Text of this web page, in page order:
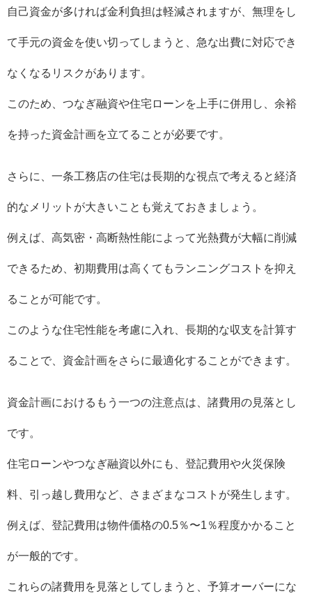
自己資金が多ければ金利負担は軽減されますが、無理をし
て手元の資金を使い切ってしまうと、急な出費に対応でき
なくなるリスクがあります。
このため、つなぎ融資や住宅ローンを上手に併用し、余裕
を持った資金計画を立てることが必要です。
さらに、一条工務店の住宅は長期的な視点で考えると経済
的なメリットが大きいことも覚えておきましょう。
例えば、高気密・高断熱性能によって光熱費が大幅に削減
できるため、初期費用は高くてもランニングコストを抑え
ることが可能です。
このような住宅性能を考慮に入れ、長期的な収支を計算す
ることで、資金計画をさらに最適化することができます。
資金計画におけるもう一つの注意点は、諸費用の見落とし
です。
住宅ローンやつなぎ融資以外にも、登記費用や火災保険
料、引っ越し費用など、さまざまなコストが発生します。
例えば、登記費用は物件価格の0.5％〜1％程度かかること
が一般的です。
これらの諸費用を見落としてしまうと、予算オーバーにな